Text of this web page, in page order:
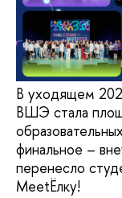
В уходящем
ВШЭ стала
финальное –
перенесло
MeetЁлку!